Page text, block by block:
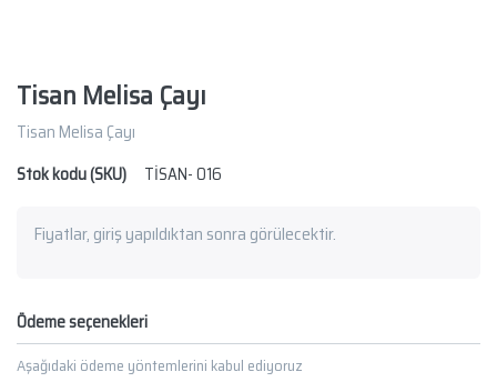
Tisan Melisa Çayı
Tisan Melisa Çayı
Stok kodu (SKU)
TİSAN- 016
Fiyatlar, giriş yapıldıktan sonra görülecektir.
Ödeme seçenekleri
Aşağıdaki ödeme yöntemlerini kabul ediyoruz